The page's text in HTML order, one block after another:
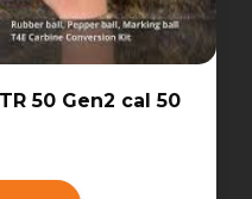
50 Gen2 cal 50